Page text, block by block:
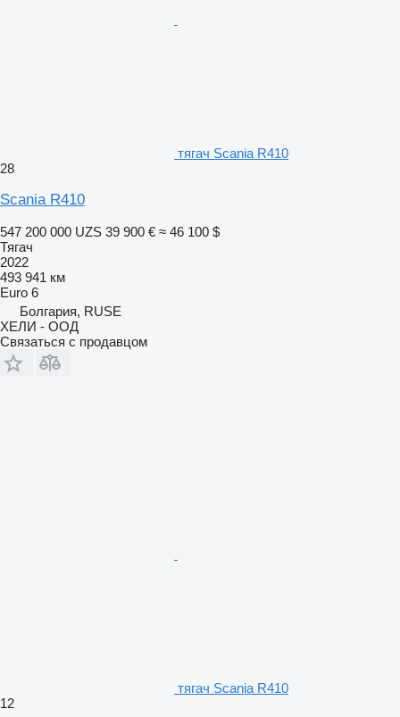
тягач Scania R410
28
Scania R410
547 200 000 UZS 39 900 € ≈ 46 100 $
Тягач
2022
493 941 км
Euro 6
Болгария, RUSE
ХЕЛИ - ООД
Связаться с продавцом
тягач Scania R410
12